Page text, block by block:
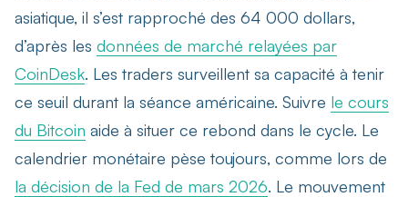
asiatique, il s’est rapproché des 64 000 dollars,
d’après les données de marché relayées par
CoinDesk. Les traders surveillent sa capacité à tenir
ce seuil durant la séance américaine. Suivre le cours
du Bitcoin aide à situer ce rebond dans le cycle. Le
calendrier monétaire pèse toujours, comme lors de
la décision de la Fed de mars 2026. Le mouvement